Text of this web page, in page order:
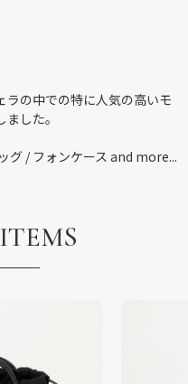
ラの中での特に人気の高いモ
した。
グ / フォンケース and more...